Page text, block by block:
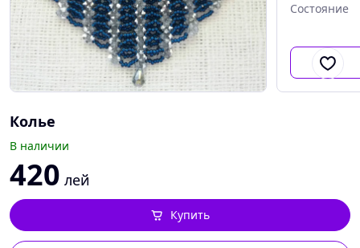
Состояние
Колье
В наличии
420 лей
Купить